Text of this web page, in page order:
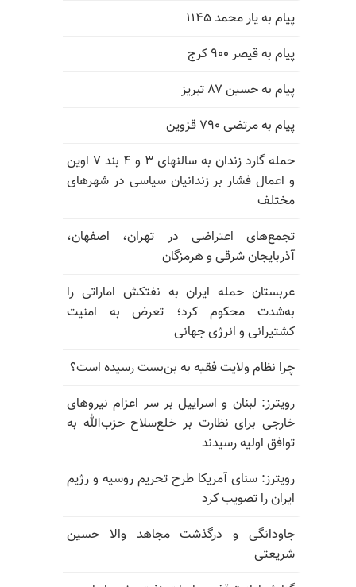
پیام به یار محمد ۱۱۴۵
پیام به قیصر ۹۰۰ کرج
پیام به حسین ۸۷ تبریز
پیام به مرتضی ۷۹۰ قزوین
حمله گارد زندان به سالنهای ۳ و ۴ بند ۷ اوین
و اعمال فشار بر زندانیان سیاسی در شهرهای
مختلف
تجمع‌های اعتراضی در تهران، اصفهان،
آذربایجان شرقی و هرمزگان
عربستان حمله ایران به نفتکش اماراتی را
به‌شدت محکوم کرد؛ تعرض به امنیت
کشتیرانی و انرژی جهانی
چرا نظام ولایت فقیه به بن‌بست رسیده است؟
رویترز: لبنان و اسراییل بر سر اعزام نیروهای
خارجی برای نظارت بر خلع‌سلاح حزب‌الله به
توافق اولیه رسیدند
رویترز: سنای آمریکا طرح تحریم روسیه و رژیم
ایران را تصویب کرد
جاودانگی و درگذشت مجاهد والا حسین
شریعتی